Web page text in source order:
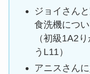
ジョイさん
食洗機につ
（初級1A2
うL11）
アニスさん